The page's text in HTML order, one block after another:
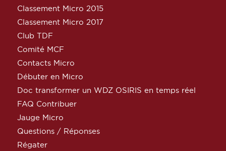
Classement Micro 2015
Classement Micro 2017
Club TDF
Comité MCF
Contacts Micro
Débuter en Micro
Doc transformer un WDZ OSIRIS en temps réel
FAQ Contribuer
Jauge Micro
Questions / Réponses
Régater